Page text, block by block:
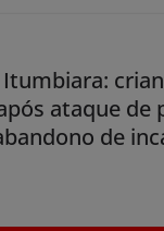
ataque de
de